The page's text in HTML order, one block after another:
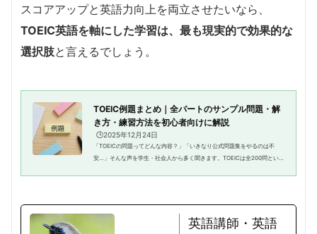
スコアアップと英語力向上を両立させたいなら、
TOEIC英語を軸にした学習は、最も現実的で効果的な
選択肢と言えるでしょう。
TOEIC例題まとめ｜全パートのサンプル問題・解
き方・練習方法を初心者向けに解説
🕒️2025年12月24日
「TOEICの問題ってどんな内容？」「いきなり公式問題集をやるのは不
安…」そんな声を学生・社会人から多く聞きます。TOEICは全200問という
英語講師・英語